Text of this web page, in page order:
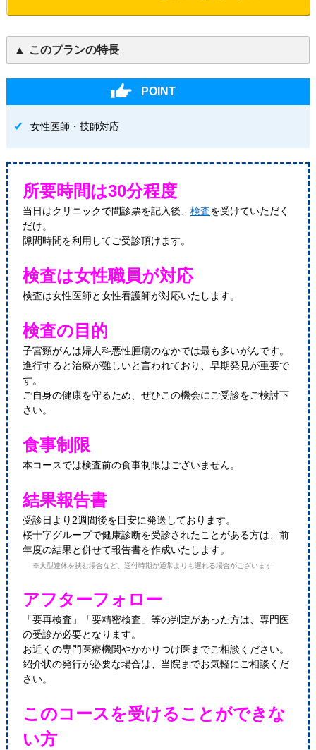
このプランの特長
POINT
女性医師・技師対応
所要時間は30分程度
当日はクリニックで問診票を記入後、 検査を受けていただく
だけ。
隙間時間を利用してご受診頂けます。
検査は女性職員が対応
検査は女性医師と女性看護師が対応いたします。
検査の目的
子宮頸がんは婦人科悪性腫瘍のなかでは最も多いがんです。
進行すると治療が難しいと言われており、早期発見が重要で
す。
ご自身の健康を守るため、ぜひこの機会にご受診をご検討下
さい。
食事制限
本コースでは検査前の食事制限はございません。
結果報告書
受診日より2週間後を目安に発送しております。
桜十字グループで健康診断を受診されたことがある方は、前
年度の結果と併せて報告書を作成いたします。
※大型連休を挟む場合など、送付時期が通常よりも遅れる場合がございます
アフターフォロー
「要再検査」「要精密検査」等の判定があった方は、専門医
の受診が必要となります。
お近くの専門医療機関やかかりつけ医までご相談ください。
紹介状の発行が必要な場合は、当院までお気軽にご相談くだ
さい。
このコースを受けることができな
い方